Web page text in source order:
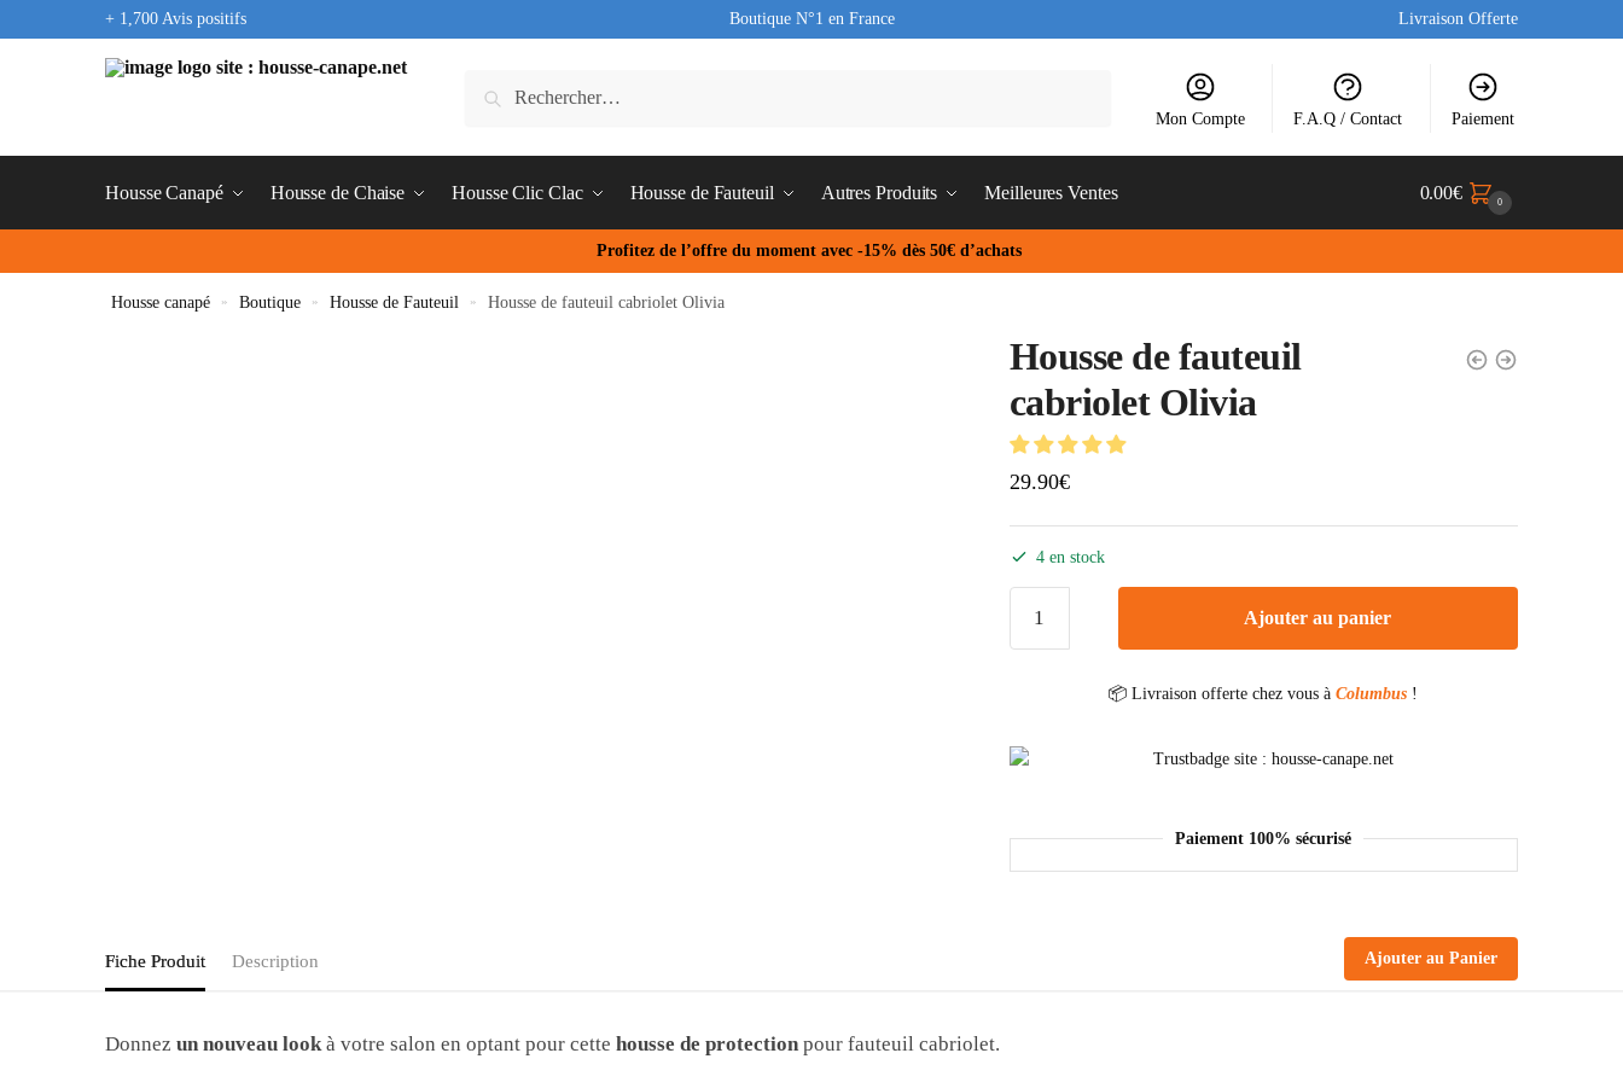
+ 1,700 Avis positifs Boutique N°1 en France Livraison Offerte
Mon Compte F.A.Q / Contact Paiement
Housse Canapé Housse de Chaise Housse Clic Clac Housse de Fauteuil Autres Produits Meilleures Ventes 0.00€ 0
Profitez de l’offre du moment avec -15% dès 50€ d’achats
Housse canapé » Boutique » Housse de Fauteuil » Housse de fauteuil cabriolet Olivia
Housse de fauteuil
cabriolet Olivia
29.90€
4 en stock
Ajouter au panier
📦 Livraison offerte chez vous àColumbus !
Paiement 100% sécurisé
Fiche Produit Description Ajouter au Panier
Donnezun nouveau look à votre salon en optant pour cettehousse de protection pour fauteuil cabriolet.